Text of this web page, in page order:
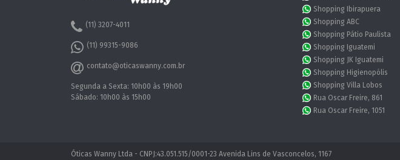
(11) 3207-4011
(11) 99315-9086
contato@oticaswanny.com.br
Segunda a Sexta: 10h00 às 19h00
Sábado: 10h00 às 15h00
Shopping Ibirapuera
Shopping ABC
Shopping Pátio Paulista
Shopping Iguatemi
Shopping JK Iguatemi
Shopping Higienopólis
Shopping Villa Lobos
Rua Oscar Freire, 861
Rua Oscar Freire, 1051
Óticas Wanny Ltda - CNPJ:43.051.515/0001-23 Avenida Lins de Vasconcelos, 1167